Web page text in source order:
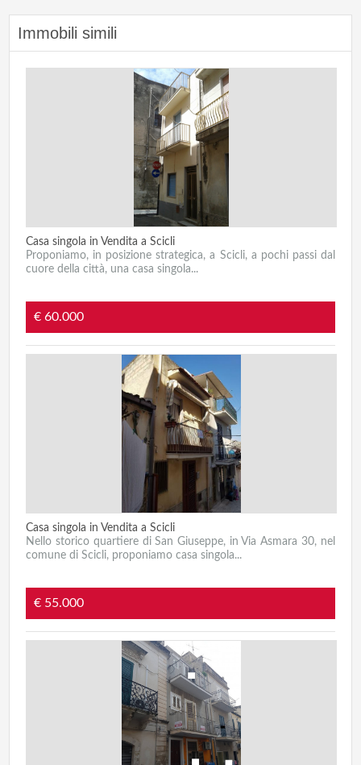
Immobili simili
Casa singola in Vendita a Scicli
Proponiamo, in posizione strategica, a Scicli, a pochi passi dal
cuore della città, una casa singola...
€ 60.000
Casa singola in Vendita a Scicli
Nello storico quartiere di San Giuseppe, in Via Asmara 30, nel
comune di Scicli, proponiamo casa singola...
€ 55.000